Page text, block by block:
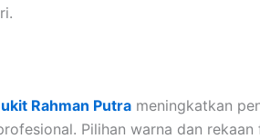
Rahman Putra meningkatkan
Pilihan warna dan